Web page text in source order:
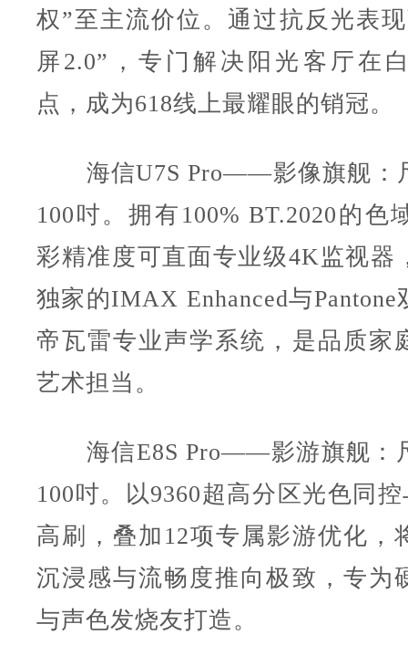
权”至主流价位。通过抗反光表
屏2.0”，专门解决阳光客厅在
点，成为618线上最耀眼的销冠。
海信U7S Pro——影像旗舰：
100吋。拥有100% BT.2020的色
彩精准度可直面专业级4K监视器
独家的IMAX Enhanced与
帝瓦雷专业声学系统，是品质家
艺术担当。
海信E8S Pro——影游旗舰：
100吋。以9360超高分区光色同
高刷，叠加12项专属影游优化，
沉浸感与流畅度推向极致，专为
与声色发烧友打造。